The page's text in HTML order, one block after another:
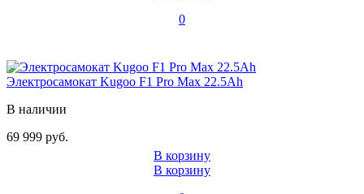
0
Электросамокат Kugoo F1 Pro Max 22.5Ah
В наличии
69 999 руб.
В корзину
В корзину